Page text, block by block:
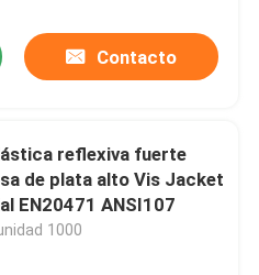
Contacto
reflexiva fuerte
de plata alto Vis Jacket
EN20471 ANSI107
1000